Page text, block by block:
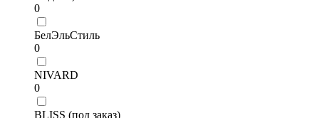
0
БелЭльСтиль
0
NIVARD
0
BLISS (под заказ)